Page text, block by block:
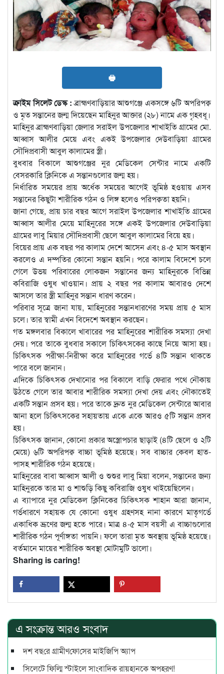
🖶
ক্রাইম সিলেট ডেস্ক :ব্রাহ্মণবাড়িয়ার আশুগঞ্জে একসঙ্গে ৬টি অপরিপক্ব
ও মৃত সন্তানের জন্ম দিয়েছেন মাহিনুর আক্তার (২৮) নামে এক গৃহবধূ।
মাহিনুর ব্রাহ্মণবাড়িয়া জেলার সরাইল উপজেলার শাখাইতি গ্রামের মো.
আব্বাস আলীর মেয়ে এবং একই উপজেলার দেউবাড়িয়া গ্রামের
সৌদিপ্রবাসী আবুল কালামের স্ত্রী।
বুধবার বিকালে আশুগঞ্জের নুর মেডিকেল সেন্টার নামে একটি
বেসরকারি ক্লিনিকে এ সন্তানগুলোর জন্ম হয়।
নির্ধারিত সময়ের প্রায় অর্ধেক সময়ের আগেই ভূমিষ্ঠ হওয়ায় এসব
সন্তানের কিছুটা শারীরিক গঠন ও লিঙ্গ হলেও পরিপক্বতা হয়নি।
জানা গেছে, প্রায় চার বছর আগে সরাইল উপজেলার শাখাইতি গ্রামের
আব্বাস আলীর মেয়ে মাহিনুরের সঙ্গে একই উপজেলার দেউবাড়িয়া
গ্রামের লাবু মিয়ার সৌদিপ্রবাসী ছেলে আবুল কালামের বিয়ে হয়।
বিয়ের প্রায় এক বছর পর কালাম দেশে আসেন এবং ৪-৫ মাস অবস্থান
করলেও এ দম্পতির কোনো সন্তান হয়নি। পরে কালাম বিদেশে চলে
গেলে উভয় পরিবারের লোকজন সন্তানের জন্য মাহিনুরকে বিভিন্ন
কবিরাজি ওষুধ খাওয়ান। প্রায় ২ বছর পর কালাম আবারও দেশে
আসলে তার স্ত্রী মাহিনুর সন্তান ধারণ করেন।
পরিবার সূত্রে জানা যায়, মাহিনুরের সন্তানধারণের সময় প্রায় ৫ মাস
চলে। তার স্বামী এখন বিদেশে অবস্থান করছেন।
গত মঙ্গলবার বিকালে খাবারের পর মাহিনুরের শারীরিক সমস্যা দেখা
দেয়। পরে তাকে বুধবার সকালে চিকিৎসকের কাছে নিয়ে আসা হয়।
চিকিৎসক পরীক্ষা-নিরীক্ষা করে মাহিনুরের গর্ভে ৪টি সন্তান থাকতে
পারে বলে জানান।
এদিকে চিকিৎসক দেখানোর পর বিকালে বাড়ি ফেরার পথে নৌকায়
উঠতে গেলে তার আবার শারীরিক সমস্যা দেখা দেয় এবং নৌকাতেই
একটি সন্তান প্রসব হয়। পরে তাকে দ্রুত নুর মেডিকেল সেন্টারে আবার
আনা হলে চিকিৎসকের সহায়তায় একে একে আরও ৫টি সন্তান প্রসব
হয়।
চিকিৎসক জানান, কোনো প্রকার অস্ত্রোপচার ছাড়াই (৪টি ছেলে ও ২টি
মেয়ে) ৬টি অপরিপক্ব বাচ্চা ভূমিষ্ঠ হয়েছে। সব বাচ্চার কেবল হাত-
পাসহ শারীরিক গঠন হয়েছে।
মাহিনুরের বাবা আব্বাস আলী ও শুশুর লাবু মিয়া বলেন, সন্তানের জন্য
মাহিনুরকে তার মা ও শাশুড়ি কিছু কবিরাজি ওষুধ খাইয়েছিলেন।
এ ব্যাপারে নুর মেডিকেল ক্লিনিকের চিকিৎসক শাহান আরা জানান,
গর্ভধারণে সহায়ক যে কোনো ওষুধ গ্রহণসহ নানা কারণে মাতৃগর্ভে
একাধিক ভ্রূণের জন্ম হতে পারে। মাত্র ৪-৫ মাস বয়সী এ বাচ্চাগুলোর
শারীরিক গঠন পূর্ণাঙ্গতা পায়নি। ফলে তারা মৃত অবস্থায় ভূমিষ্ঠ হয়েছে।
বর্তমানে মায়ের শারীরিক অবস্থা মোটামুটি ভালো।
Sharing is caring!
এ সংক্রান্ত আরও সংবাদ
দশ বছ‌রে গ্রামীণ‌ফো‌সের মাইজিপি অ্যাপ
সিলেটে ফিল্মি স্টাইলে সাংবাদিক রায়হানকে অপহরণ!